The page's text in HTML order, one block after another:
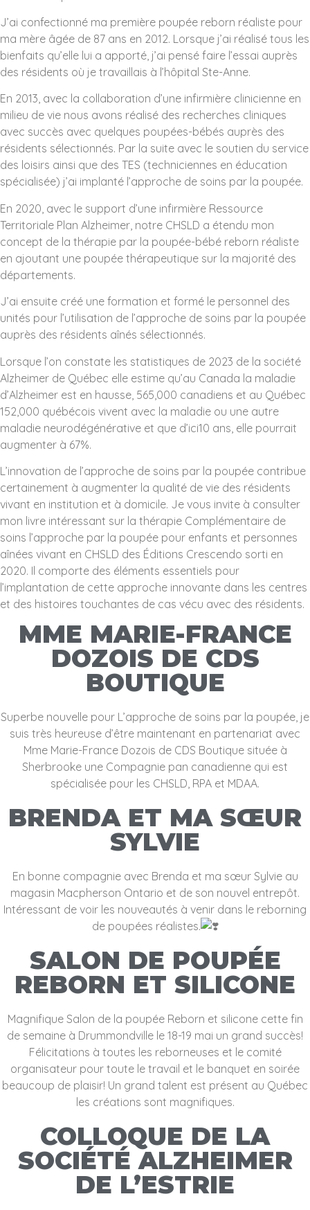
J’ai confectionné ma première poupée reborn réaliste pour
ma mère âgée de 87 ans en 2012. Lorsque j’ai réalisé tous les
bienfaits qu’elle lui a apporté, j’ai pensé faire l’essai auprès
des résidents où je travaillais à l’hôpital Ste-Anne.
En 2013, avec la collaboration d’une infirmière clinicienne en
milieu de vie nous avons réalisé des recherches cliniques
avec succès avec quelques poupées-bébés auprès des
résidents sélectionnés. Par la suite avec le soutien du service
des loisirs ainsi que des TES (techniciennes en éducation
spécialisée) j’ai implanté l’approche de soins par la poupée.
En 2020, avec le support d’une infirmière Ressource
Territoriale Plan Alzheimer, notre CHSLD a étendu mon
concept de la thérapie par la poupée-bébé reborn réaliste
en ajoutant une poupée thérapeutique sur la majorité des
départements.
J’ai ensuite créé une formation et formé le personnel des
unités pour l’utilisation de l’approche de soins par la poupée
auprès des résidents aînés sélectionnés.
Lorsque l’on constate les statistiques de 2023 de la société
Alzheimer de Québec elle estime qu’au Canada la maladie
d’Alzheimer est en hausse, 565,000 canadiens et au Québec
152,000 québécois vivent avec la maladie ou une autre
maladie neurodégénérative et que d’ici10 ans, elle pourrait
augmenter à 67%.
L’innovation de l’approche de soins par la poupée contribue
certainement à augmenter la qualité de vie des résidents
vivant en institution et à domicile. Je vous invite à consulter
mon livre intéressant sur la thérapie Complémentaire de
soins l’approche par la poupée pour enfants et personnes
aînées vivant en CHSLD des Éditions Crescendo sorti en
2020. Il comporte des éléments essentiels pour
l’implantation de cette approche innovante dans les centres
et des histoires touchantes de cas vécu avec des résidents.
MME MARIE-FRANCE
DOZOIS DE CDS
BOUTIQUE
Superbe nouvelle pour L’approche de soins par la poupée, je
suis très heureuse d’être maintenant en partenariat avec
Mme Marie-France Dozois de CDS Boutique située à
Sherbrooke une Compagnie pan canadienne qui est
spécialisée pour les CHSLD, RPA et MDAA.
BRENDA ET MA SŒUR
SYLVIE
En bonne compagnie avec Brenda et ma sœur Sylvie au
magasin Macpherson Ontario et de son nouvel entrepôt.
Intéressant de voir les nouveautés à venir dans le reborning
de poupées réalistes.
SALON DE POUPÉE
REBORN ET SILICONE
Magnifique Salon de la poupée Reborn et silicone cette fin
de semaine à Drummondville le 18-19 mai un grand succès!
Félicitations à toutes les reborneuses et le comité
organisateur pour toute le travail et le banquet en soirée
beaucoup de plaisir! Un grand talent est présent au Québec
les créations sont magnifiques.
COLLOQUE DE LA
SOCIÉTÉ ALZHEIMER
DE L’ESTRIE